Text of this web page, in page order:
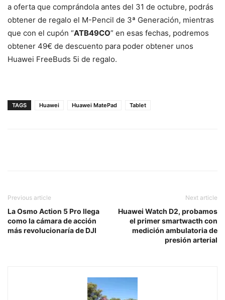
a oferta que comprándola antes del 31 de octubre, podrás
obtener de regalo el M-Pencil de 3ª Generación, mientras
que con el cupón “ATB49CO” en esas fechas, podremos
obtener 49€ de descuento para poder obtener unos
Huawei FreeBuds 5i de regalo.
TAGS Huawei Huawei MatePad Tablet
Previous article
La Osmo Action 5 Pro llega
como la cámara de acción
más revolucionaría de DJI
Next article
Huawei Watch D2, probamos
el primer smartwacth con
medición ambulatoria de
presión arterial